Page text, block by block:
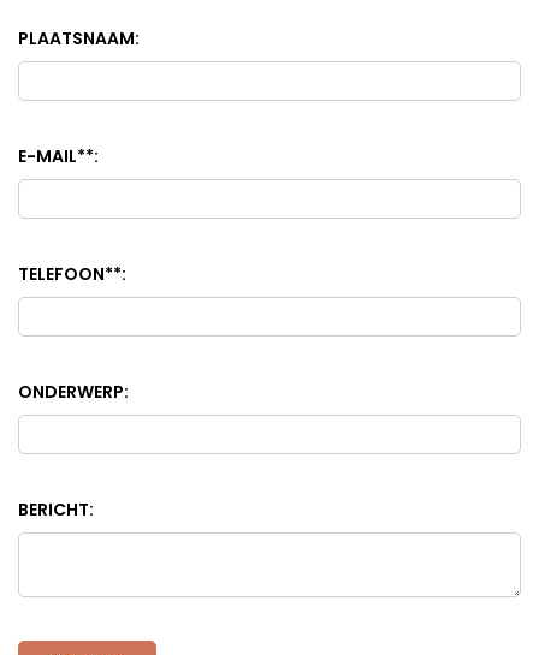
PLAATSNAAM:
E-MAIL**:
TELEFOON**:
ONDERWERP:
BERICHT: